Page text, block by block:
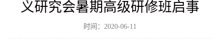
义研究会暑期高级研修班启事
时间：2020-06-11